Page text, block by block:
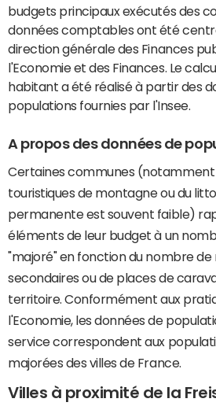
budgets principaux exécutés des
données comptables ont été
direction générale des Finances
l'Economie et des Finances. Le
habitant a été réalisé à partir des
populations fournies par l'Insee.
A propos des données de
Certaines communes (notamment
touristiques de montagne ou du
permanente est souvent faible)
éléments de leur budget à un
"majoré" en fonction du nombre de
secondaires ou de places de
territoire. Conformément aux
l'Economie, les données de
service correspondent aux
majorées des villes de France.
Villes à proximité de la